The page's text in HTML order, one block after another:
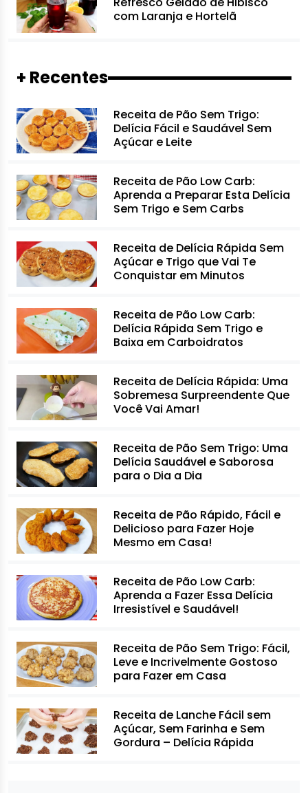
com Laranja e Hortelã
+ Recentes
Receita de Pão Sem Trigo:
Delícia Fácil e Saudável Sem
Açúcar e Leite
Receita de Pão Low Carb:
Aprenda a Preparar Esta Delícia
Sem Trigo e Sem Carbs
Receita de Delícia Rápida Sem
Açúcar e Trigo que Vai Te
Conquistar em Minutos
Receita de Pão Low Carb:
Delícia Rápida Sem Trigo e
Baixa em Carboidratos
Receita de Delícia Rápida: Uma
Sobremesa Surpreendente Que
Você Vai Amar!
Receita de Pão Sem Trigo: Uma
Delícia Saudável e Saborosa
para o Dia a Dia
Receita de Pão Rápido, Fácil e
Delicioso para Fazer Hoje
Mesmo em Casa!
Receita de Pão Low Carb:
Aprenda a Fazer Essa Delícia
Irresistível e Saudável!
Receita de Pão Sem Trigo: Fácil,
Leve e Incrivelmente Gostoso
para Fazer em Casa
Receita de Lanche Fácil sem
Açúcar, Sem Farinha e Sem
Gordura – Delícia Rápida